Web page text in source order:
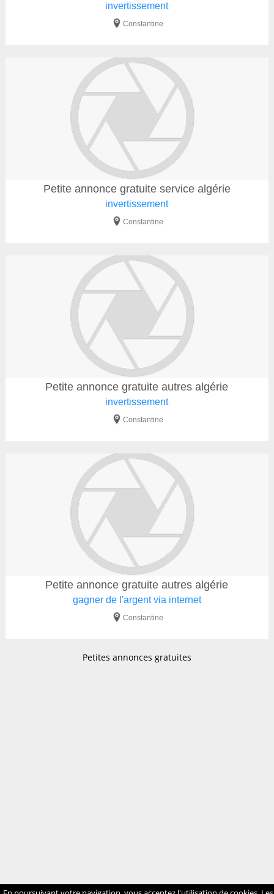
invertissement
Constantine
Petite annonce gratuite service algérie
invertissement
Constantine
Petite annonce gratuite autres algérie
invertissement
Constantine
Petite annonce gratuite autres algérie
gagner de l'argent via internet
Constantine
Petites annonces gratuites